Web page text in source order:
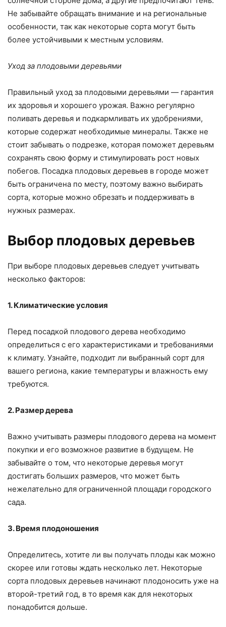
Не забывайте обращать внимание и на региональные
особенности, так как некоторые сорта могут быть
более устойчивыми к местным условиям.
Уход за плодовыми деревьями
Правильный уход за плодовыми деревьями — гарантия
их здоровья и хорошего урожая. Важно регулярно
поливать деревья и подкармливать их удобрениями,
которые содержат необходимые минералы. Также не
стоит забывать о подрезке, которая поможет деревьям
сохранять свою форму и стимулировать рост новых
побегов. Посадка плодовых деревьев в городе может
быть ограничена по месту, поэтому важно выбирать
сорта, которые можно обрезать и поддерживать в
нужных размерах.
Выбор плодовых деревьев
При выборе плодовых деревьев следует учитывать
несколько факторов:
1. Климатические условия
Перед посадкой плодового дерева необходимо
определиться с его характеристиками и требованиями
к климату. Узнайте, подходит ли выбранный сорт для
вашего региона, какие температуры и влажность ему
требуются.
2. Размер дерева
Важно учитывать размеры плодового дерева на момент
покупки и его возможное развитие в будущем. Не
забывайте о том, что некоторые деревья могут
достигать больших размеров, что может быть
нежелательно для ограниченной площади городского
сада.
3. Время плодоношения
Определитесь, хотите ли вы получать плоды как можно
скорее или готовы ждать несколько лет. Некоторые
сорта плодовых деревьев начинают плодоносить уже на
второй-третий год, в то время как для некоторых
понадобится дольше.